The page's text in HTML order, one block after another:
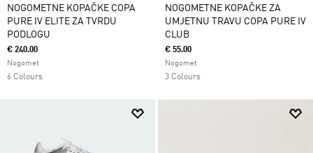
NOGOMETNE KOPAČKE COPA
PURE IV ELITE ZA TVRDU
PODLOGU
€ 240.00
Nogomet
6 Colours
NOGOMETNE KOPAČKE ZA
UMJETNU TRAVU COPA PURE IV
CLUB
€ 55.00
Nogomet
3 Colours